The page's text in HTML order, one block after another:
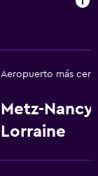
Aeropuerto más
Metz-Nancy-
Lorraine